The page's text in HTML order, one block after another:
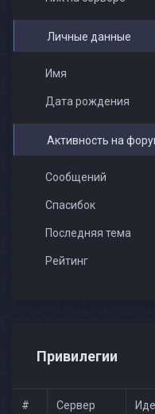
Личные данные
Имя
Дата рождения
Активность на
Сообщений
Спасибок
Последняя тема
Рейтинг
Привилегии
# Сервер